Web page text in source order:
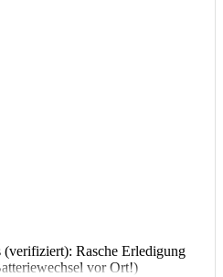
(verifiziert): Rasche Erledigung
vor Ort!)